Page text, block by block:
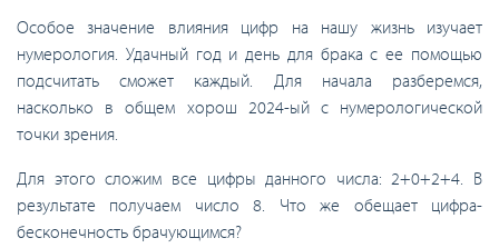
Особое значение влияния цифр на нашу жизнь изучает
нумерология. Удачный год и день для брака с ее помощью
подсчитать сможет каждый. Для начала разберемся,
насколько в общем хорош 2024-ый с нумерологической
точки зрения.
Для этого сложим все цифры данного числа: 2+0+2+4. В
результате получаем число 8. Что же обещает цифра-
бесконечность брачующимся?